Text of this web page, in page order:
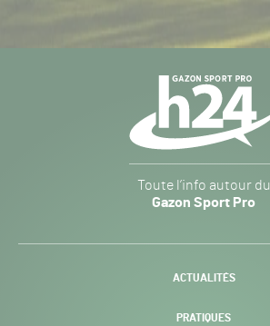
Sport
Pro
-
Toute l’info autour du
Gazon Sport Pro
ACTUALITÉS
PRATIQUES